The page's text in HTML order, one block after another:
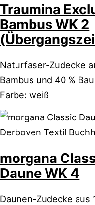
Traumina
Bambus WK 2
Naturfaser-Zudecke
Bambus und 40 %
Farbe: weiß
morgana
Daune WK 4
Daunen-Zudecke aus